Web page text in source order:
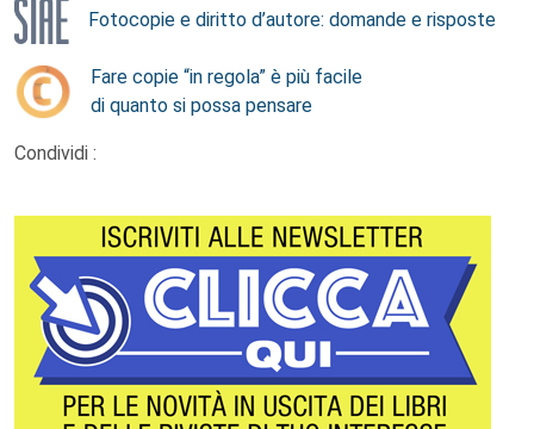
Fotocopie e diritto d’autore: domande e risposte
Fare copie “in regola” è più facile
di quanto si possa pensare
Condividi :